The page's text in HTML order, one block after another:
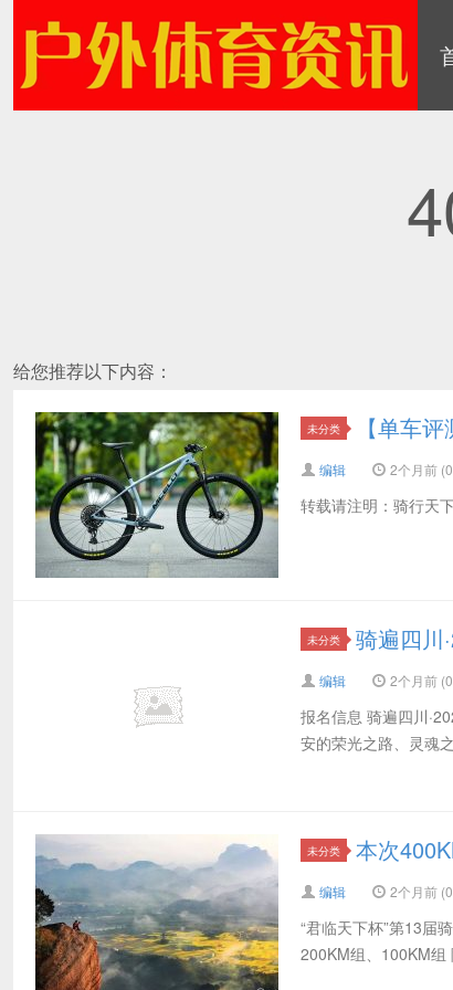
最新消息：
给您推荐以下内容：
未分类 【单车
编辑 2个月前
转载请注明：骑行天
未分类 骑遍四川
编辑 2个月前
报名信息 骑遍四川
安的荣光之路、灵魂
未分类 本次
编辑 2个月前
“君临天下杯”第13届
200KM组、100KM组